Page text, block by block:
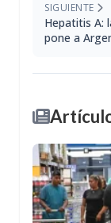
SIGUIENTE
Hepatitis A:
pone a